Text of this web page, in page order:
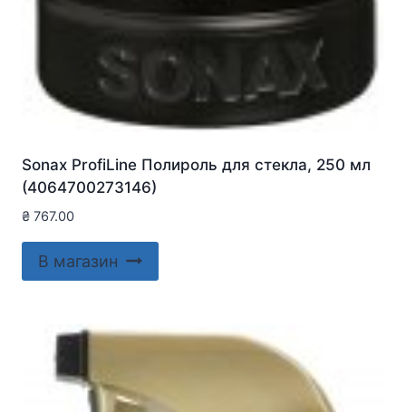
Sonax ProfiLine Полироль для стекла, 250 мл
(4064700273146)
₴ 767.00
В магазин